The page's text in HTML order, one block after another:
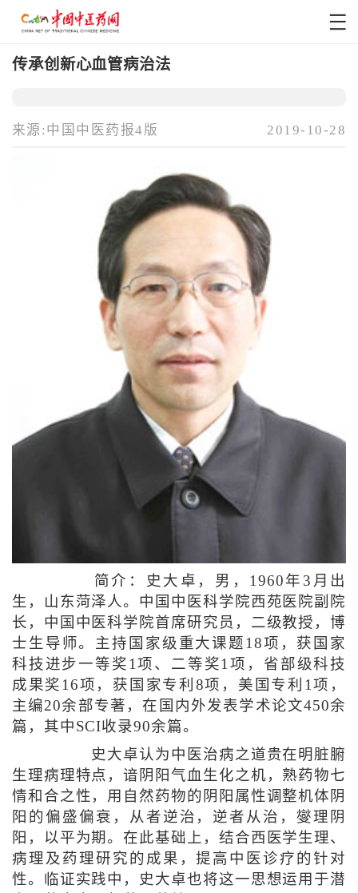
传承创新心血管病治法
来源:中国中医药报4版 2019-10-28
简介：史大卓，男，1960年3月出
生，山东菏泽人。中国中医科学院西苑医院副院
长，中国中医科学院首席研究员，二级教授，博
士生导师。主持国家级重大课题18项，获国家
科技进步一等奖1项、二等奖1项，省部级科技
成果奖16项，获国家专利8项，美国专利1项，
主编20余部专著，在国内外发表学术论文450余
篇，其中SCI收录90余篇。
史大卓认为中医治病之道贵在明脏腑
生理病理特点，谙阴阳气血生化之机，熟药物七
情和合之性，用自然药物的阴阳属性调整机体阴
阳的偏盛偏衰，从者逆治，逆者从治，燮理阴
阳，以平为期。在此基础上，结合西医学生理、
病理及药理研究的成果，提高中医诊疗的针对
性。临证实践中，史大卓也将这一思想运用于潜